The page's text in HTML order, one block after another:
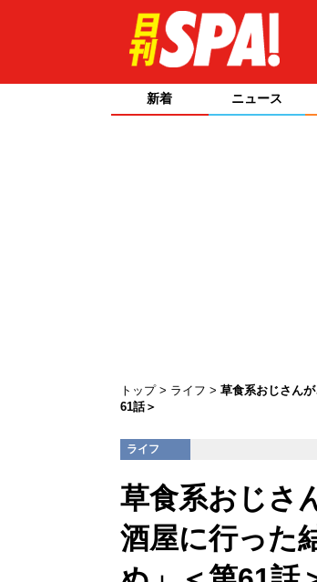
新着 ニュース
トップ ライフ
草食系おじさん
61話＞
ライフ
草食系おじさ
酒屋に行った